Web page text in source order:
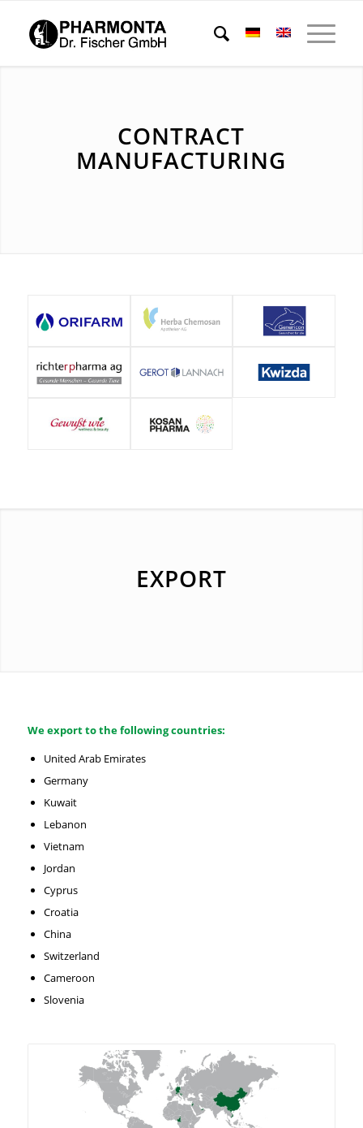
CONTRACT
MANUFACTURING
EXPORT
We export to the following countries:
United Arab Emirates
Germany
Kuwait
Lebanon
Vietnam
Jordan
Cyprus
Croatia
China
Switzerland
Cameroon
Slovenia